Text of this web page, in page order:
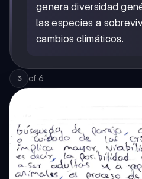
genera diversidad
las especies a
cambios climáticos.
3 of 6